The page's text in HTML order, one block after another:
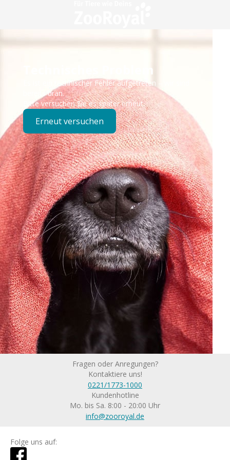
Technisches Problem
Es ist ein technischer Fehler aufgetreten – wir sind
bereits dran.
Bitte versuchen Sie es später erneut.
Erneut versuchen
Fragen oder Anregungen?
Kontaktiere uns!
0221/1773-1000
Kundenhotline
Mo. bis Sa. 8:00 - 20:00 Uhr
info@zooroyal.de
Folge uns auf: